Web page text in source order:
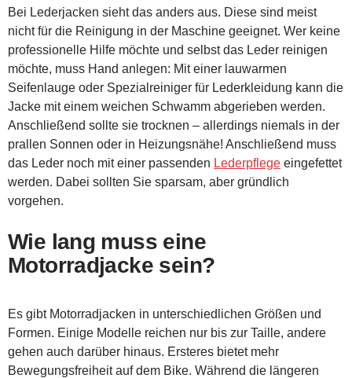
Bei Lederjacken sieht das anders aus. Diese sind meist
nicht für die Reinigung in der Maschine geeignet. Wer keine
professionelle Hilfe möchte und selbst das Leder reinigen
möchte, muss Hand anlegen: Mit einer lauwarmen
Seifenlauge oder Spezialreiniger für Lederkleidung kann die
Jacke mit einem weichen Schwamm abgerieben werden.
Anschließend sollte sie trocknen – allerdings niemals in der
prallen Sonnen oder in Heizungsnähe! Anschließend muss
das Leder noch mit einer passenden Lederpflege eingefettet
werden. Dabei sollten Sie sparsam, aber gründlich
vorgehen.
Wie lang muss eine
Motorradjacke sein?
Es gibt Motorradjacken in unterschiedlichen Größen und
Formen. Einige Modelle reichen nur bis zur Taille, andere
gehen auch darüber hinaus. Ersteres bietet mehr
Bewegungsfreiheit auf dem Bike. Während die längeren